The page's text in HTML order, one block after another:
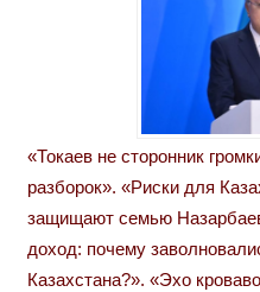
«Токаев не сторонник
разборок». «Риски для
защищают семью
доход: почему
Казахстана?». «Эхо